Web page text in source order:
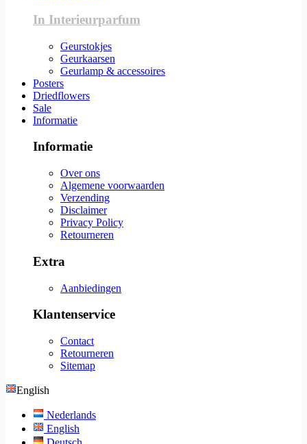
In Interieurparfum
Geurstokjes
Geurkaarsen
Geurlamp & accessoires
Posters
Driedflowers
Sale
Informatie
Informatie
Over ons
Algemene voorwaarden
Verzending
Disclaimer
Privacy Policy
Retourneren
Extra
Aanbiedingen
Klantenservice
Contact
Retourneren
Sitemap
English
Nederlands
English